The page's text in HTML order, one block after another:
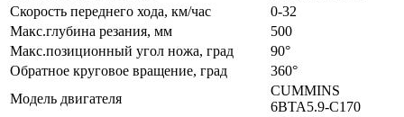
Скорость переднего хода, км/час
0-32
Макс.глубина резания, мм
500
Макс.позиционный угол ножа, град
90°
Обратное круговое вращение, град
360°
Модель двигателя
CUMMINS
6BTA5.9-C170